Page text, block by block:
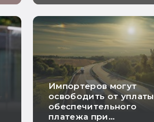
Импортеров могут
освободить от уплаты
обеспечительного
платежа при